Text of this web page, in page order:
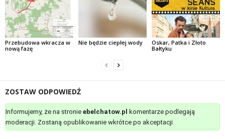
Przebudowa wkracza w
nową fazę
Nie będzie ciepłej wody
Oskar, Patka i Złoto
Bałtyku
ZOSTAW ODPOWIEDŹ
Informujemy, że na stronie ebelchatow.pl komentarze podlegają
moderacji. Zostaną opublikowanie wkrótce po akceptacji.